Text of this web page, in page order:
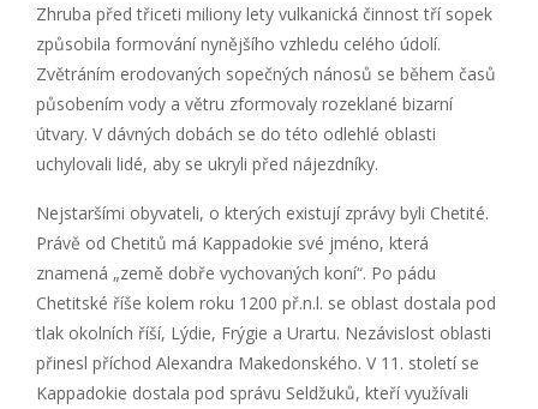
Zhruba před třiceti miliony lety vulkanická činnost tří sopek
způsobila formování nynějšího vzhledu celého údolí.
Zvětráním erodovaných sopečných nánosů se během časů
působením vody a větru zformovaly rozeklané bizarní
útvary. V dávných dobách se do této odlehlé oblasti
uchylovali lidé, aby se ukryli před nájezdníky.
Nejstaršími obyvateli, o kterých existují zprávy byli Chetité.
Právě od Chetitů má Kappadokie své jméno, která
znamená „země dobře vychovaných koní“. Po pádu
Chetitské říše kolem roku 1200 př.n.l. se oblast dostala pod
tlak okolních říší, Lýdie, Frýgie a Urartu. Nezávislost oblasti
přinesl příchod Alexandra Makedonského. V 11. století se
Kappadokie dostala pod správu Seldžuků, kteří využívali